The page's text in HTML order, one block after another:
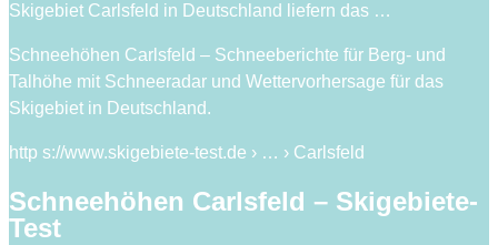
Skigebiet Carlsfeld in Deutschland liefern das …
Schneehöhen Carlsfeld – Schneeberichte für Berg- und
Talhöhe mit Schneeradar und Wettervorhersage für das
Skigebiet in Deutschland.
http s://www.skigebiete-test.de › … › Carlsfeld
Schneehöhen Carlsfeld – Skigebiete-
Test